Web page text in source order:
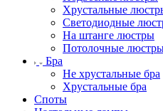
Хрустальные
Светодиодные
На штанге люстры
Потолочные
Бра
Не хрустальные бра
Хрустальные бра
Споты